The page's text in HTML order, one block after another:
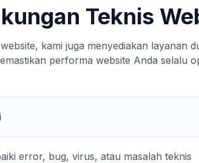
Teknis
kami juga menyediakan layanan
performa website Anda selalu
error, bug, virus, atau masalah teknis